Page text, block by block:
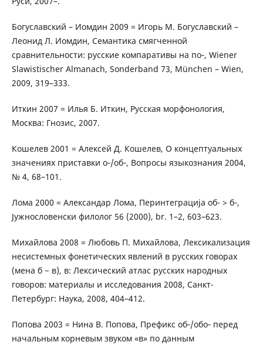
Богуславский – Иомдин 2009 = Игорь М. Богуславский –
Леонид Л. Иомдин, Семантика смягченной
сравнительности: русские компаративы на по‑, Wiener
Slawistischer Almanach, Sonderband 73, München – Wien,
2009, 319–333.
Иткин 2007 = Илья Б. Иткин, Русская морфонология,
Москва: Гнозис, 2007.
Кошелев 2001 = Алексей Д. Кошелев, О концептуальных
значениях приставки о‑/об‑, Вопросы языкознания 2004,
№ 4, 68–101.
Лома 2000 = Александар Лома, Перинтеграциjа об- > б‑,
Jужнословенски филолог 56 (2000), br. 1–2, 603–623.
Михайлова 2008 = Любовь П. Михайлова, Лексикализация
несистемных фонетических явлений в русских говорах
(мена б ~ в), в: Лексический атлас русских народных
говоров: материалы и исследования 2008, Санкт-
Петербург: Наука, 2008, 404–412.
Попова 2003 = Нина В. Попова, Префикс об‑/обо‑ перед
начальным корневым звуком «в» по данным